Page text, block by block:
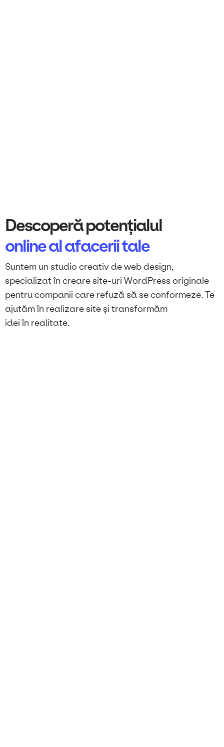
Descoperă potențialul
online al afacerii tale
Suntem un studio creativ de web design,
specializat în creare site-uri WordPress originale
pentru companii care refuză să se conformeze. Te
ajutăm în realizare site și transformăm
idei în realitate.